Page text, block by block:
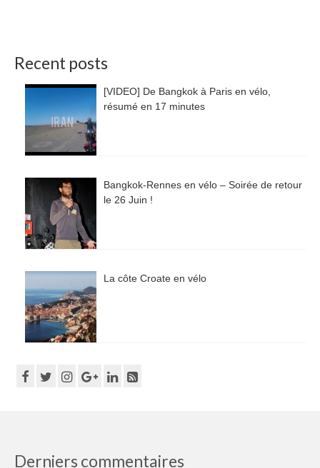
Recent posts
[VIDEO] De Bangkok à Paris en vélo,
résumé en 17 minutes
Bangkok-Rennes en vélo – Soirée de retour
le 26 Juin !
La côte Croate en vélo
Derniers commentaires